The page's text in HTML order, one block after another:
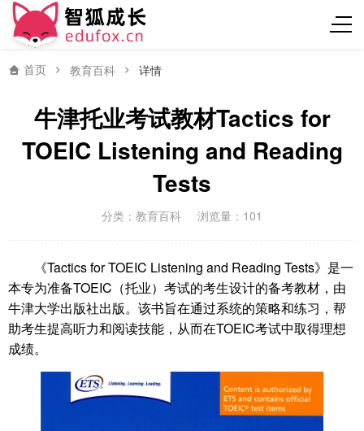
首页 教育百科 详情
牛津托业考试教材Tactics for
TOEIC Listening and Reading
Tests
分类： 教育百科 浏览量：101
《Tactics for TOEIC Listening and Reading Tests》是一
本专为准备TOEIC（托业）考试的考生设计的备考教材，由
牛津大学出版社出版。该书旨在通过系统的策略和练习，帮
助考生提高听力和阅读技能，从而在TOEIC考试中取得理想
成绩。